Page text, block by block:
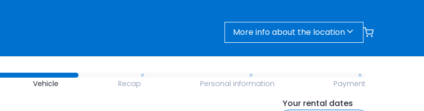
More info about the location
Vehicle Recap Personal information Payment
Your rental dates